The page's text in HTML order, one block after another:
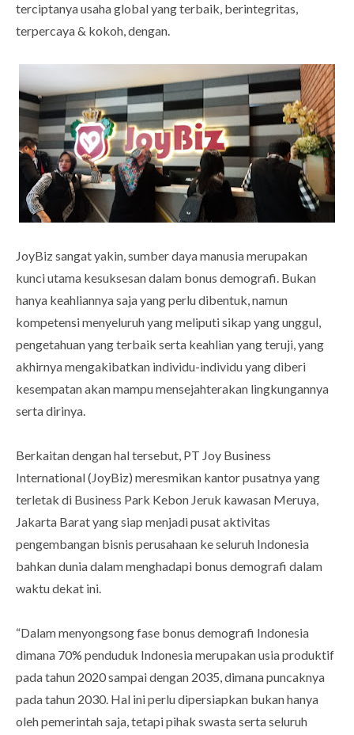
terciptanya usaha global yang terbaik, berintegritas,
terpercaya & kokoh, dengan.
JoyBiz sangat yakin, sumber daya manusia merupakan
kunci utama kesuksesan dalam bonus demografi. Bukan
hanya keahliannya saja yang perlu dibentuk, namun
kompetensi menyeluruh yang meliputi sikap yang unggul,
pengetahuan yang terbaik serta keahlian yang teruji, yang
akhirnya mengakibatkan individu-individu yang diberi
kesempatan akan mampu mensejahterakan lingkungannya
serta dirinya.
Berkaitan dengan hal tersebut, PT Joy Business
International (JoyBiz) meresmikan kantor pusatnya yang
terletak di Business Park Kebon Jeruk kawasan Meruya,
Jakarta Barat yang siap menjadi pusat aktivitas
pengembangan bisnis perusahaan ke seluruh Indonesia
bahkan dunia dalam menghadapi bonus demografi dalam
waktu dekat ini.
“Dalam menyongsong fase bonus demografi Indonesia
dimana 70% penduduk Indonesia merupakan usia produktif
pada tahun 2020 sampai dengan 2035, dimana puncaknya
pada tahun 2030. Hal ini perlu dipersiapkan bukan hanya
oleh pemerintah saja, tetapi pihak swasta serta seluruh